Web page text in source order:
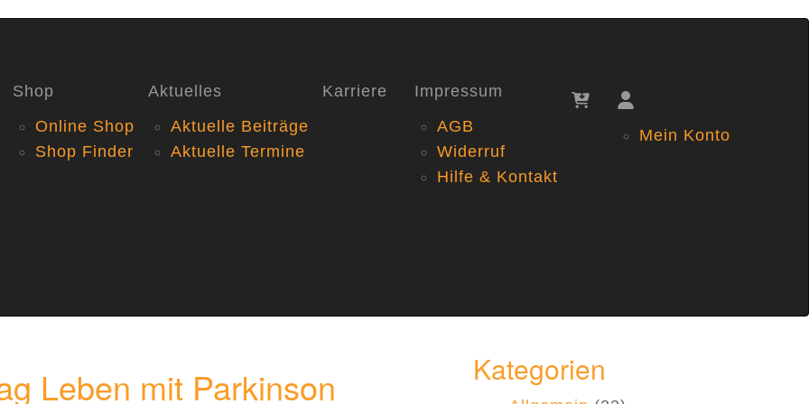
Shop
Online Shop
Shop Finder
Aktuelles
Aktuelle Beiträge
Aktuelle Termine
Karriere
Impressum
AGB
Widerruf
Hilfe & Kontakt
Mein Konto
Leben mit Parkinson Kategorien